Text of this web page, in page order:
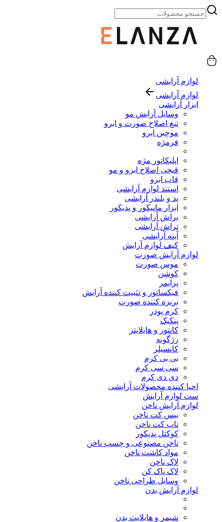
لوازم آرایشی
لوازم آرایشی
ابزار آرایشی
وسایل آرایش مو
تیغ اصلاح صورت و ابرو
موچین ابرو
فرمژه
اپلیکاتور مژه
قیچی اصلاح ابرو و مو
قاب ابرو
استند لوازم آرایشی
پد و بلندر آرایشی
ابزار مانیکور و پدیکور
براش آرایشی
تراش آرایشی
آینه آرایشی
کیف لوازم آرایش
لوازم آرایش صورت
موس صورت
کوشن
پرایمر
فیکساتور و تثبیت کننده آرایش
برنزه کننده صورت
کرم پودر
پنکیک
کانتور و هایلایتر
رژگونه
کانسیلر
بی بی کرم
سی سی کرم
دی دی کرم
احیا کننده محصولات آرایشی
ست لوازم آرایش
لوازم آرایش ناخن
بیس کت ناخن
تاپ کت ناخن
کوکتل پدیکور
ناخن مصنوعی و چسب ناخن
مواد کاشت ناخن
لاک ناخن
لاک پاک کن
وسایل طراحی ناخن
لوازم آرایش بدن
شیمر و هایلایت بدن